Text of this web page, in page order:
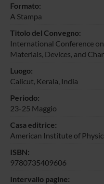
Formato:
A Stampa
Titolo del Convegno:
International Conference
Materials, Devices, and
Luogo:
Calicut, Kerala, India
Periodo:
23-25 Maggio
Casa editrice:
American Institute of
ISBN:
9780735409606
Intervallo pagine: